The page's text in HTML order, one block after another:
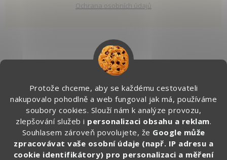
Protože chceme, aby se každému cestovateli
nakupovalo pohodlně a web fungoval jak má, používáme
soubory cookies. Slouží nám k analýze provozu,
zlepšování služeb i personalizaci obsahu a reklam.
Souhlasem zároveň povolujete, že Google může
zpracovávat vaše osobní údaje (např. IP adresu a
cookie identifikátory) pro personalizaci a měření
Ochrana osobních údajů
info@zapakuj.cz
+420 734 266 587 (PO-PÁ, 9:00 – 17:00)
Zapakuj CZ/SK
zapakuj_czsk
@zapakuj_cz